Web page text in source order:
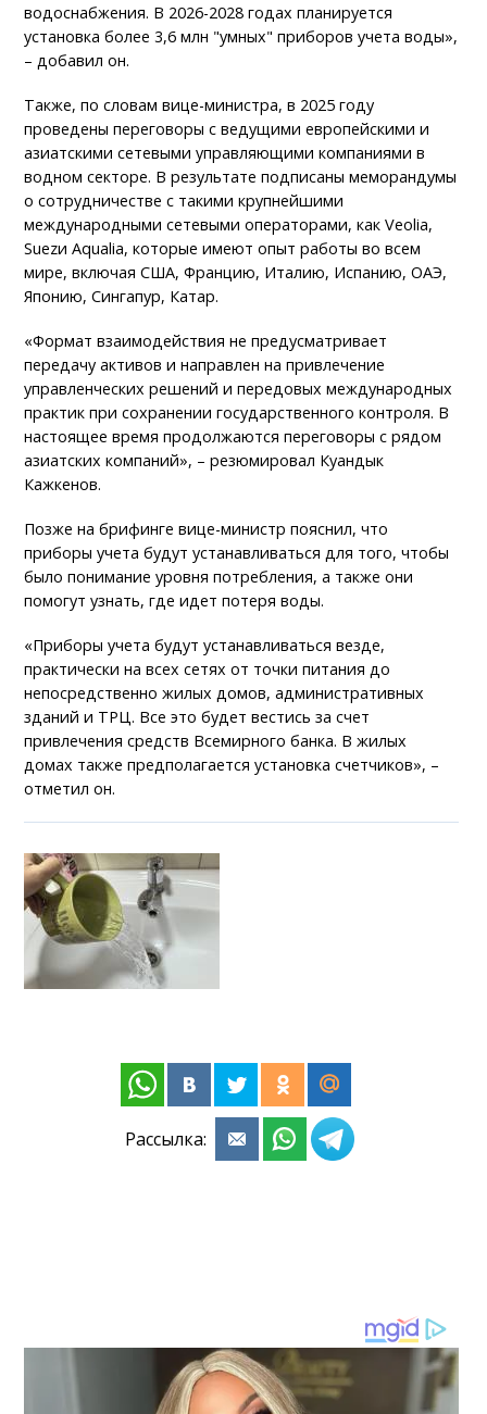
водоснабжения. В 2026-2028 годах планируется
установка более 3,6 млн "умных" приборов учета воды»,
– добавил он.
Также, по словам вице-министра, в 2025 году
проведены переговоры с ведущими европейскими и
азиатскими сетевыми управляющими компаниями в
водном секторе. В результате подписаны меморандумы
о сотрудничестве с такими крупнейшими
международными сетевыми операторами, как Veolia,
Suezи Aqualia, которые имеют опыт работы во всем
мире, включая США, Францию, Италию, Испанию, ОАЭ,
Японию, Сингапур, Катар.
«Формат взаимодействия не предусматривает
передачу активов и направлен на привлечение
управленческих решений и передовых международных
практик при сохранении государственного контроля. В
настоящее время продолжаются переговоры с рядом
азиатских компаний», – резюмировал Куандык
Кажкенов.
Позже на брифинге вице-министр пояснил, что
приборы учета будут устанавливаться для того, чтобы
было понимание уровня потребления, а также они
помогут узнать, где идет потеря воды.
«Приборы учета будут устанавливаться везде,
практически на всех сетях от точки питания до
непосредственно жилых домов, административных
зданий и ТРЦ. Все это будет вестись за счет
привлечения средств Всемирного банка. В жилых
домах также предполагается установка счетчиков», –
отметил он.
Рассылка: